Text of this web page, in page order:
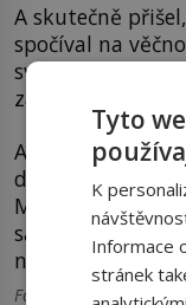
A skutečně
spočíval na
svých
zákonitosti. Nyní
A přes desetiletí,
dědičnosti
Mendelovy teorie
sám je společně
největšího
Foto: wikipedia,
Tyto
K
Informace
stránek